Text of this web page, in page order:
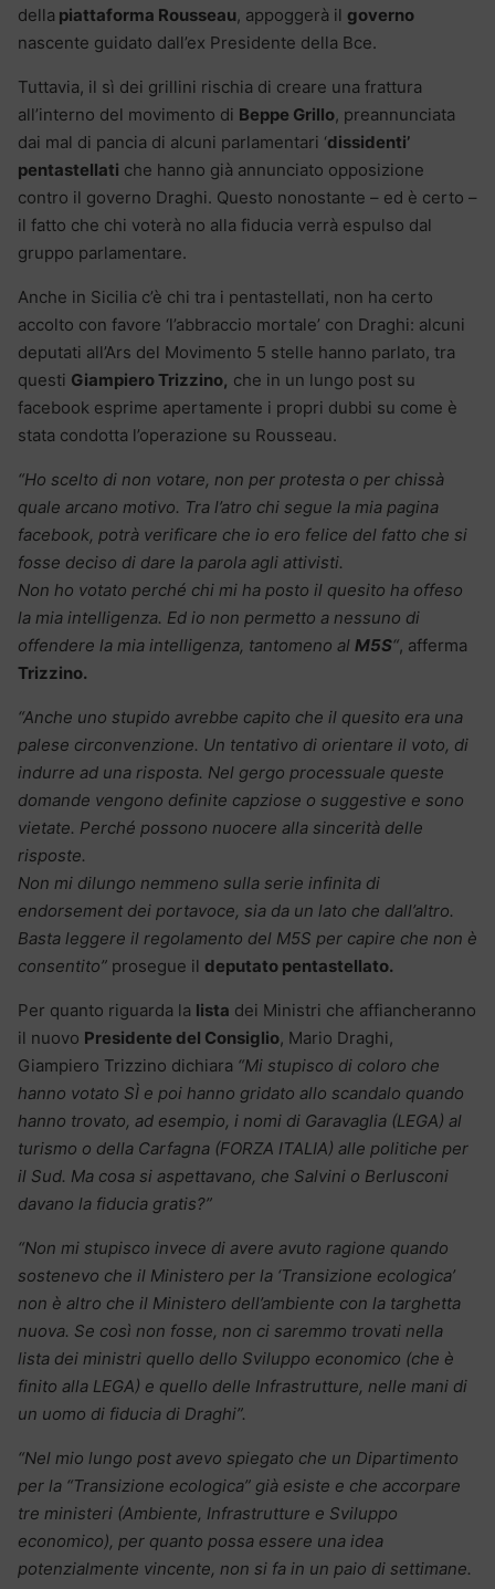
della piattaforma Rousseau, appoggerà il governo
nascente guidato dall’ex Presidente della Bce.
Tuttavia, il sì dei grillini rischia di creare una frattura
all’interno del movimento di Beppe Grillo, preannunciata
dai mal di pancia di alcuni parlamentari ‘dissidenti’
pentastellati che hanno già annunciato opposizione
contro il governo Draghi. Questo nonostante – ed è certo –
il fatto che chi voterà no alla fiducia verrà espulso dal
gruppo parlamentare.
Anche in Sicilia c’è chi tra i pentastellati, non ha certo
accolto con favore ‘l’abbraccio mortale’ con Draghi: alcuni
deputati all’Ars del Movimento 5 stelle hanno parlato, tra
questi Giampiero Trizzino, che in un lungo post su
facebook esprime apertamente i propri dubbi su come è
stata condotta l’operazione su Rousseau.
“Ho scelto di non votare, non per protesta o per chissà
quale arcano motivo. Tra l’atro chi segue la mia pagina
facebook, potrà verificare che io ero felice del fatto che si
fosse deciso di dare la parola agli attivisti.
Non ho votato perché chi mi ha posto il quesito ha offeso
la mia intelligenza. Ed io non permetto a nessuno di
offendere la mia intelligenza, tantomeno al M5S“, afferma
Trizzino.
“Anche uno stupido avrebbe capito che il quesito era una
palese circonvenzione. Un tentativo di orientare il voto, di
indurre ad una risposta. Nel gergo processuale queste
domande vengono definite capziose o suggestive e sono
vietate. Perché possono nuocere alla sincerità delle
risposte.
Non mi dilungo nemmeno sulla serie infinita di
endorsement dei portavoce, sia da un lato che dall’altro.
Basta leggere il regolamento del M5S per capire che non è
consentito” prosegue il deputato pentastellato.
Per quanto riguarda la lista dei Ministri che affiancheranno
il nuovo Presidente del Consiglio, Mario Draghi,
Giampiero Trizzino dichiara “Mi stupisco di coloro che
hanno votato SÌ e poi hanno gridato allo scandalo quando
hanno trovato, ad esempio, i nomi di Garavaglia (LEGA) al
turismo o della Carfagna (FORZA ITALIA) alle politiche per
il Sud. Ma cosa si aspettavano, che Salvini o Berlusconi
davano la fiducia gratis?”
“Non mi stupisco invece di avere avuto ragione quando
sostenevo che il Ministero per la ‘Transizione ecologica’
non è altro che il Ministero dell’ambiente con la targhetta
nuova. Se così non fosse, non ci saremmo trovati nella
lista dei ministri quello dello Sviluppo economico (che è
finito alla LEGA) e quello delle Infrastrutture, nelle mani di
un uomo di fiducia di Draghi”.
“Nel mio lungo post avevo spiegato che un Dipartimento
per la “Transizione ecologica” già esiste e che accorpare
tre ministeri (Ambiente, Infrastrutture e Sviluppo
economico), per quanto possa essere una idea
potenzialmente vincente, non si fa in un paio di settimane.